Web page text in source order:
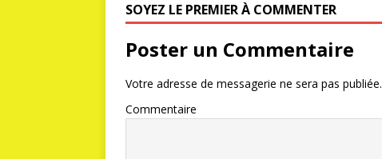
SOYEZ LE PREMIER À COMMENTER
Poster un Commentaire
Votre adresse de messagerie ne sera pas publiée.
Commentaire